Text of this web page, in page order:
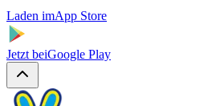
Laden imApp Store
Jetzt beiGoogle Play